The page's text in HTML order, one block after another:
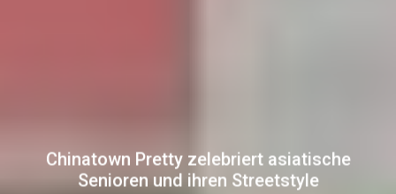
Chinatown Pretty zelebriert asiatische
Senioren und ihren Streetstyle